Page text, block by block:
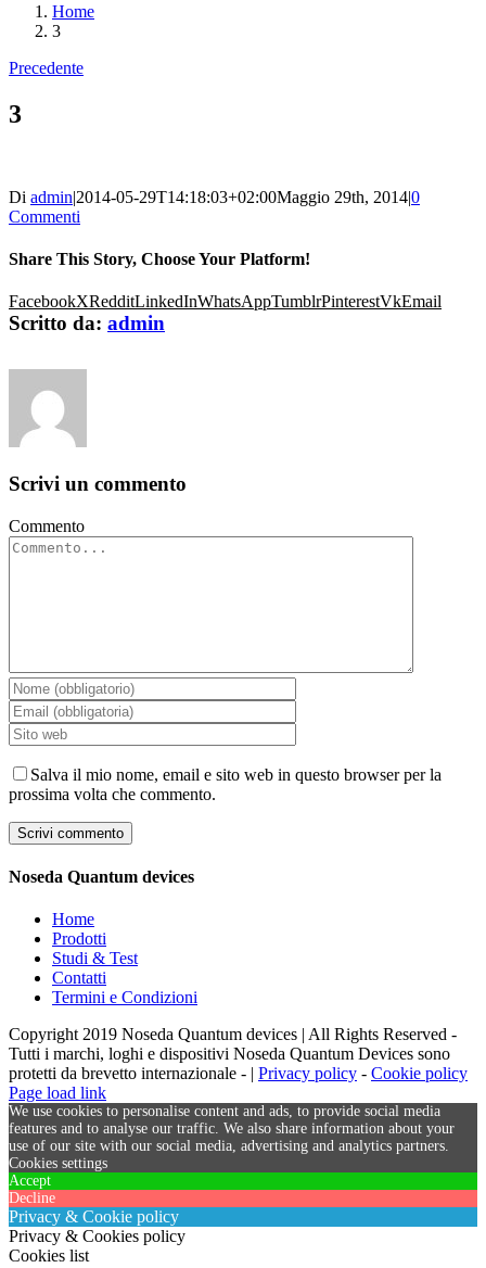
Home
3
Precedente
3
Di admin|2014-05-29T14:18:03+02:00Maggio 29th, 2014|0
Commenti
Share This Story, Choose Your Platform!
FacebookXRedditLinkedInWhatsAppTumblrPinterestVkEmail
Scritto da: admin
Scrivi un commento
Commento
Salva il mio nome, email e sito web in questo browser per la
prossima volta che commento.
Noseda Quantum devices
Home
Prodotti
Studi & Test
Contatti
Termini e Condizioni
Copyright 2019 Noseda Quantum devices | All Rights Reserved -
Tutti i marchi, loghi e dispositivi Noseda Quantum Devices sono
protetti da brevetto internazionale - | Privacy policy - Cookie policy
Page load link
We use cookies to personalise content and ads, to provide social media
features and to analyse our traffic. We also share information about your
use of our site with our social media, advertising and analytics partners.
Cookies settings
Accept
Decline
Privacy & Cookie policy
Privacy & Cookies policy
Cookies list